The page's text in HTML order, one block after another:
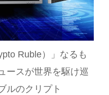
Ruble）」なるも
ースが世界を駆け巡
ルのクリプト